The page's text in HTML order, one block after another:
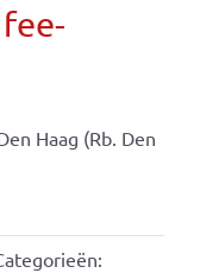
Haag (Rb. Den